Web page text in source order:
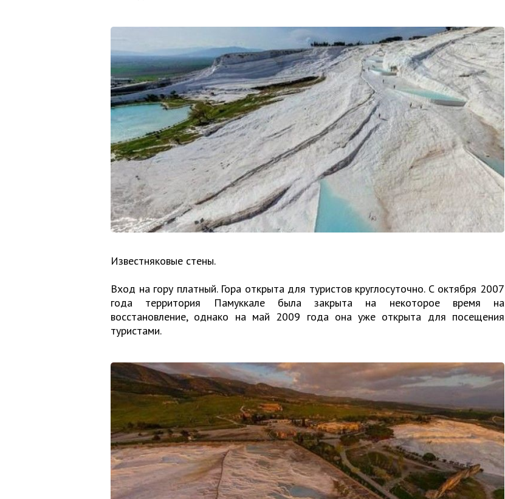
Известняковые стены.
Вход на гору платный. Гора открыта для туристов круглосуточно. С октября 2007
года территория Памуккале была закрыта на некоторое время на
восстановление, однако на май 2009 года она уже открыта для посещения
туристами.